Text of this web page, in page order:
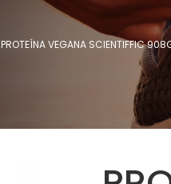
PROTEÍNA VEGANA SCIENTIFFIC